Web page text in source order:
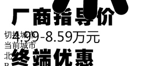
切换城市
当前城市
北京